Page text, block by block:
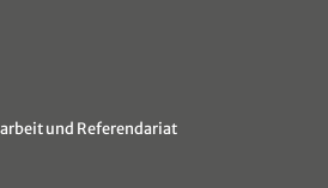
und Referendariat